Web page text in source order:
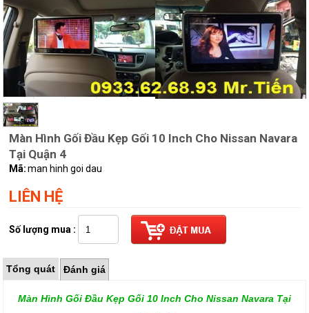
Màn Hình Gối Đầu Kẹp Gối 10 Inch Cho Nissan Navara
Tại Quận 4
Mã: man hinh goi dau
LIÊN HỆ
Số lượng mua :
Tổng quát Đánh giá
Màn Hình Gối Đầu Kẹp Gối 10 Inch Cho Nissan Navara Tại